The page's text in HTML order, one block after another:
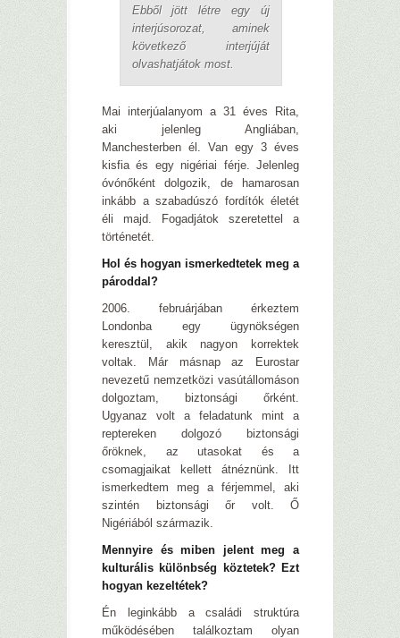
Ebből jött létre egy új
interjúsorozat, aminek
következő interjúját
olvashatjátok most.
Mai interjúalanyom a 31 éves Rita,
aki jelenleg Angliában,
Manchesterben él. Van egy 3 éves
kisfia és egy nigériai férje. Jelenleg
óvónőként dolgozik, de hamarosan
inkább a szabadúszó fordítók életét
éli majd. Fogadjátok szeretettel a
történetét.
Hol és hogyan ismerkedtetek meg a
pároddal?
2006. februárjában érkeztem
Londonba egy ügynökségen
keresztül, akik nagyon korrektek
voltak. Már másnap az Eurostar
nevezetű nemzetközi vasútállomáson
dolgoztam, biztonsági őrként.
Ugyanaz volt a feladatunk mint a
reptereken dolgozó biztonsági
őröknek, az utasokat és a
csomagjaikat kellett átnéznünk. Itt
ismerkedtem meg a férjemmel, aki
szintén biztonsági őr volt. Ő
Nigériából származik.
Mennyire és miben jelent meg a
kulturális különbség köztetek? Ezt
hogyan kezeltétek?
Én leginkább a családi struktúra
működésében találkoztam olyan